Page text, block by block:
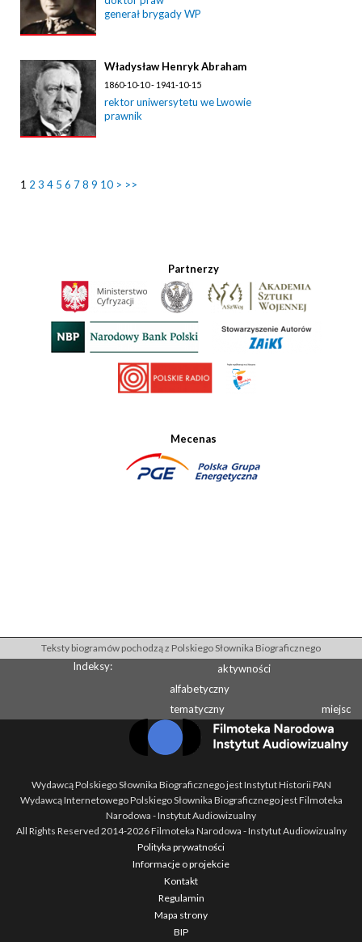
generał brygady WP
Władysław Henryk Abraham
1860-10-10 - 1941-10-15
rektor uniwersytetu we Lwowie
prawnik
1 2 3 4 5 6 78 9 10 > >>
Partnerzy
Mecenas
Teksty biogramów pochodzą z Polskiego Słownika Biograficznego
Indeksy:
aktywności
alfabetyczny
tematyczny
miejsc
Wydawcą Polskiego Słownika Biograficznego jest Instytut Historii PAN
Wydawcą Internetowego Polskiego Słownika Biograficznego jest Filmoteka
Narodowa - Instytut Audiowizualny
All Rights Reserved 2014-2026Filmoteka Narodowa - Instytut Audiowizualny
Polityka prywatności
Informacje o projekcie
Kontakt
Regulamin
Mapa strony
BIP